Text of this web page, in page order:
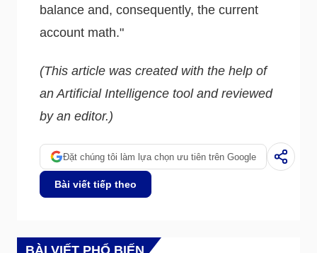
balance and, consequently, the current
account math."
(This article was created with the help of
an Artificial Intelligence tool and reviewed
by an editor.)
Đặt chúng tôi làm lựa chọn ưu tiên trên Google
Bài viết tiếp theo